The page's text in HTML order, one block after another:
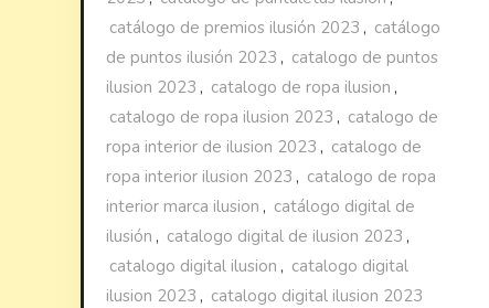
catálogo de premios ilusión 2023 , catálogo
de puntos ilusión 2023 , catalogo de puntos
ilusion 2023 , catalogo de ropa ilusion ,
catalogo de ropa ilusion 2023 , catalogo de
ropa interior de ilusion 2023 , catalogo de
ropa interior ilusion 2023 , catalogo de ropa
interior marca ilusion , catálogo digital de
ilusión , catalogo digital de ilusion 2023 ,
catalogo digital ilusion , catalogo digital
ilusion 2023 , catalogo digital ilusion 2023